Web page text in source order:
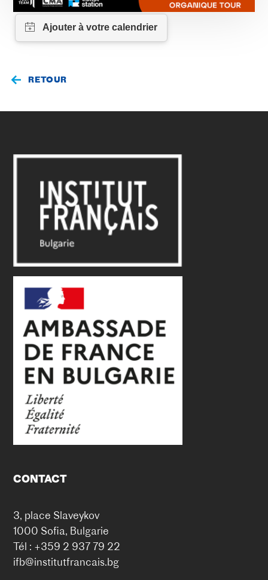
RETOUR
CONTACT
3, place Slaveykov
1000 Sofia, Bulgarie
Tél : +359 2 937 79 22
ifb@institutfrancais.bg